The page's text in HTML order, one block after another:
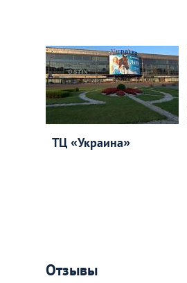
ТЦ «Украина»
Отзывы